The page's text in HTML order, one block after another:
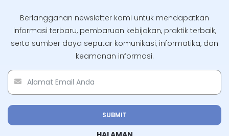
Berlangganan newsletter kami untuk mendapatkan
informasi terbaru, pembaruan kebijakan, praktik terbaik,
serta sumber daya seputar komunikasi, informatika, dan
keamanan informasi.
SUBMIT